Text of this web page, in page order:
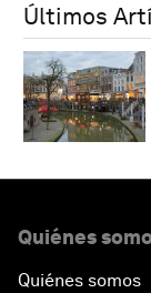
Últimos
Quiénes
Quiénes somos